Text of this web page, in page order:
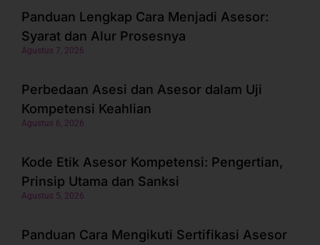
Panduan Lengkap Cara Menjadi Asesor:
Syarat dan Alur Prosesnya
Agustus 7, 2026
Perbedaan Asesi dan Asesor dalam Uji
Kompetensi Keahlian
Agustus 6, 2026
Kode Etik Asesor Kompetensi: Pengertian,
Prinsip Utama dan Sanksi
Agustus 5, 2026
Panduan Cara Mengikuti Sertifikasi Asesor